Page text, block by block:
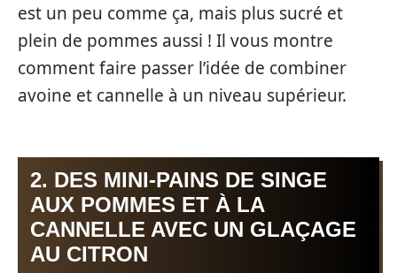
est un peu comme ça, mais plus sucré et
plein de pommes aussi ! Il vous montre
comment faire passer l’idée de combiner
avoine et cannelle à un niveau supérieur.
2. DES MINI-PAINS DE SINGE
AUX POMMES ET À LA
CANNELLE AVEC UN GLAÇAGE
AU CITRON